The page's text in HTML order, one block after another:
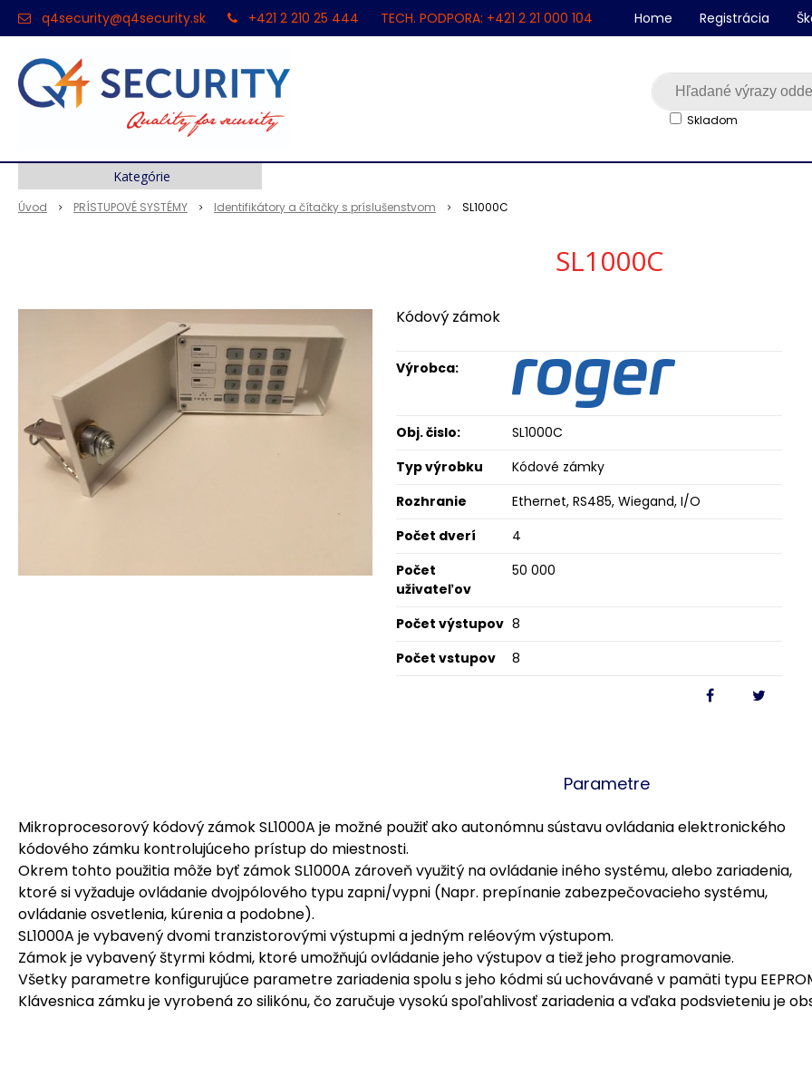
q4security@q4security.sk +421 2 210 25 444 TECH. PODPORA: +421 2 21 000 104
Skladom
Home Registrácia
Úvod PRÍSTUPOVÉ SYSTÉMY Identifikátory a čítačky s príslušenstvom SL1000C
SL1000C
Kódový zámok
Výrobca:
Obj. čislo:
SL1000C
Typ výrobku
Kódové zámky
Rozhranie
Ethernet, RS485, Wiegand, I/O
Počet dverí
4
Počet
uživateľov
50 000
Počet výstupov 8
Počet vstupov
8
Parametre
Mikroprocesorový kódový zámok SL1000A je možné použiť ako autonómnu sústavu ovládania elektronického
kódového zámku kontrolujúceho prístup do miestnosti.
Okrem tohto použitia môže byť zámok SL1000A zároveň využitý na ovládanie iného systému, alebo zariadenia,
ktoré si vyžaduje ovládanie dvojpólového typu zapni/vypni (Napr. prepínanie zabezpečovacieho systému,
ovládanie osvetlenia, kúrenia a podobne).
SL1000A je vybavený dvomi tranzistorovými výstupmi a jedným reléovým výstupom.
Zámok je vybavený štyrmi kódmi, ktoré umožňujú ovládanie jeho výstupov a tiež jeho programovanie.
Všetky parametre konfigurujúce parametre zariadenia spolu s jeho kódmi sú uchovávané v pamäti typu
Klávesnica zámku je vyrobená zo silikónu, čo zaručuje vysokú spoľahlivosť zariadenia a vďaka podsvieteniu je
Kategórie